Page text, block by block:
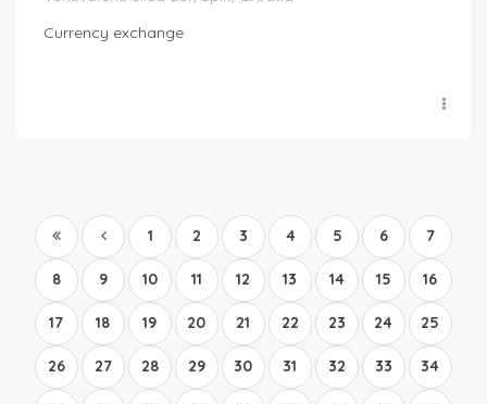
Currency exchange
1 2 3 4 5 6 7
8 9 10 11 12 13 14 15 16
17 18 19 20 21 22 23 24 25
26 27 28 29 30 31 32 33 34